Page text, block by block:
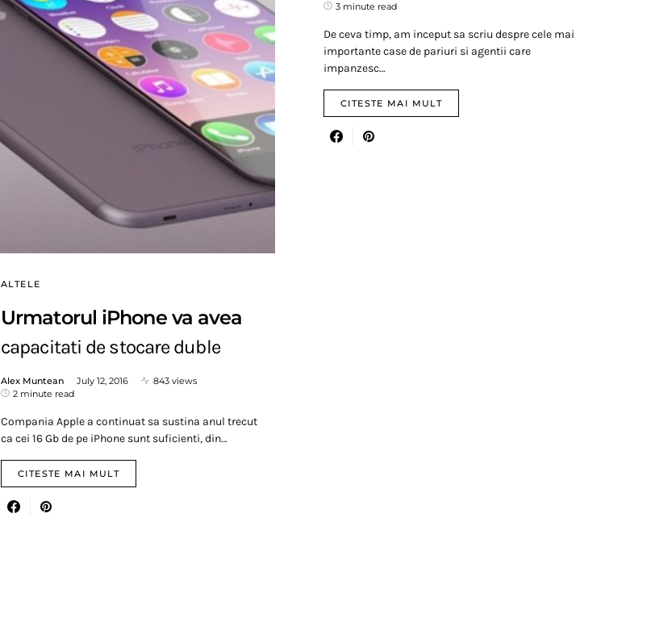
ALTELE
Urmatorul iPhone va avea
capacitati de stocare duble
Alex Muntean July 12, 2016
843 views
2 minute read
Compania Apple a continuat sa sustina anul trecut
ca cei 16 Gb de pe iPhone sunt suficienti, din…
CITESTE MAI MULT
3 minute read
De ceva timp, am inceput sa scriu despre cele mai
importante case de pariuri si agentii care
impanzesc…
CITESTE MAI MULT